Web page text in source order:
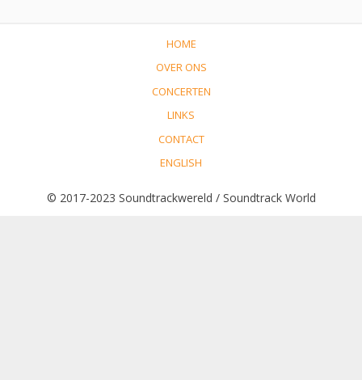
HOME
OVER ONS
CONCERTEN
LINKS
CONTACT
ENGLISH
© 2017-2023 Soundtrackwereld / Soundtrack World